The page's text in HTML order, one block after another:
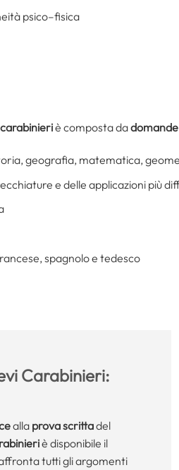
psico–fisica
è composta da
geografia, matematica,
e delle applicazioni più
spagnolo e tedesco
Carabinieri:
allaprova scrittadel
è disponibile il
tutti gli argomenti